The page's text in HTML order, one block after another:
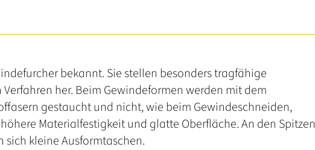
bekannt. Sie stellen besonders tragfähige
her. Beim Gewindeformen werden mit dem
gestaucht und nicht, wie beim Gewindeschneiden,
Materialfestigkeit und glatte Oberfläche. An den Spitzen
kleine Ausformtaschen.